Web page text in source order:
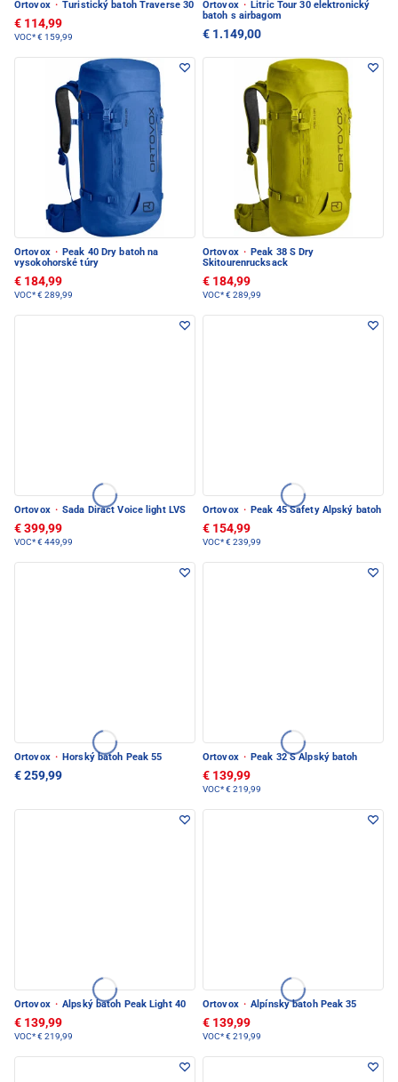
Ortovox · Turistický batoh Traverse 30
€ 114,99
VOC*€ 159,99
Ortovox · Litric Tour 30 elektronický
batoh s airbagom
€ 1.149,00
Ortovox · Peak 40 Dry batoh na
vysokohorské túry
€ 184,99
VOC*€ 289,99
Ortovox · Peak 38 S Dry
Skitourenrucksack
€ 184,99
VOC*€ 289,99
Ortovox · Sada Diract Voice light LVS
€ 399,99
VOC*€ 449,99
Ortovox · Peak 45 Safety Alpský batoh
€ 154,99
VOC*€ 239,99
Ortovox · Horský batoh Peak 55
€ 259,99
Ortovox · Peak 32 S Alpský batoh
€ 139,99
VOC*€ 219,99
Ortovox · Alpský batoh Peak Light 40
€ 139,99
VOC*€ 219,99
Ortovox · Alpínsky batoh Peak 35
€ 139,99
VOC*€ 219,99